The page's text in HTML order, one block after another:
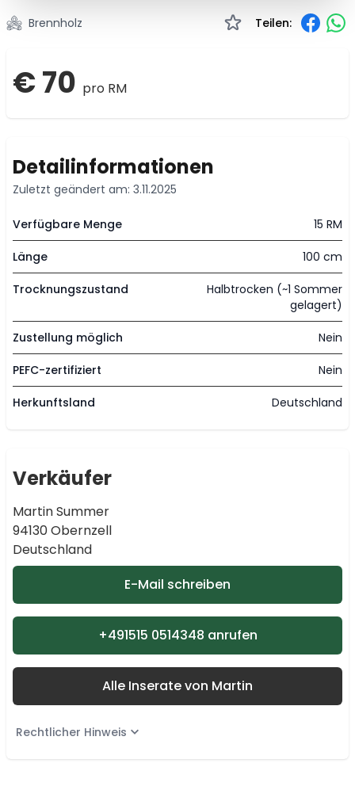
Brennholz Teilen:
€ 70 pro RM
Detailinformationen
Zuletzt geändert am: 3.11.2025
Verfügbare Menge 15 RM
Länge 100 cm
Trocknungszustand
Halbtrocken (~1 Sommer
gelagert)
Zustellung möglich Nein
PEFC-zertifiziert Nein
Herkunftsland Deutschland
Verkäufer
Martin Summer
94130 Obernzell
Deutschland
E-Mail schreiben
+491515 0514348 anrufen
Alle Inserate von Martin
Rechtlicher Hinweis